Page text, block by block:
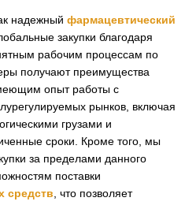
надежный фармацевтический
закупки благодаря
рабочим процессам по
получают преимущества
опыт работы с
рынков, включая
грузами и
сроки. Кроме того, мы
за пределами данного
поставки
средств , что позволяет